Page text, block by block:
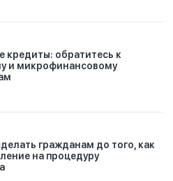
кредиты: обратитесь к
и микрофинансовому
гражданам до того, как
на процедуру